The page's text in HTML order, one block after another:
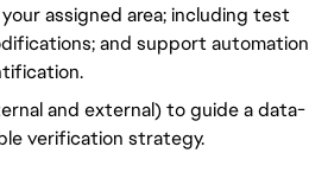
assigned area; including test
and support automation
and external) to guide a data-
verification strategy.